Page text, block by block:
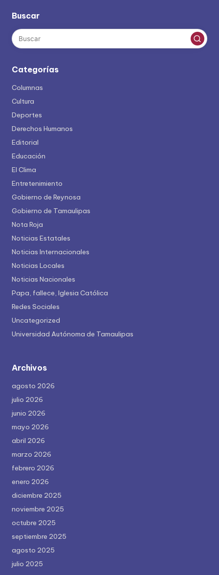
Buscar
Categorías
Columnas
Cultura
Deportes
Derechos Humanos
Editorial
Educación
El Clima
Entretenimiento
Gobierno de Reynosa
Gobierno de Tamaulipas
Nota Roja
Noticias Estatales
Noticias Internacionales
Noticias Locales
Noticias Nacionales
Papa, fallece, Iglesia Católica
Redes Sociales
Uncategorized
Universidad Autónoma de Tamaulipas
Archivos
agosto 2026
julio 2026
junio 2026
mayo 2026
abril 2026
marzo 2026
febrero 2026
enero 2026
diciembre 2025
noviembre 2025
octubre 2025
septiembre 2025
agosto 2025
julio 2025